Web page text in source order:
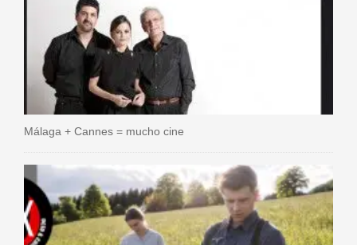
Málaga + Cannes = mucho cine